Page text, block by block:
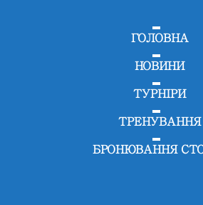
ГОЛОВНА
НОВИНИ
ТУРНІРИ
ТРЕНУВАННЯ
БРОНЮВАННЯ